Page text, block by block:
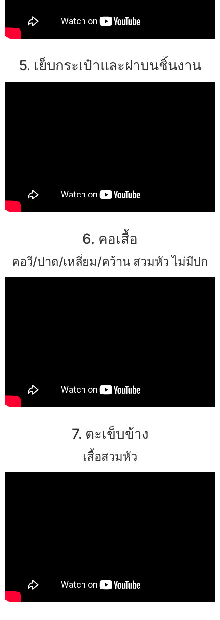
5. เย็บกระเป๋าและฝาบนชิ้นงาน
6. คอเสื้อ
คอวี/ปาด/เหลี่ยม/คว้าน สวมหัว ไม่มีปก
7. ตะเข็บข้าง
เสื้อสวมหัว